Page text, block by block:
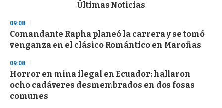
d
s
o
f
3
s
c
o
Últimas Noticias
09:08
Comandante Rapha planeó la carrera y se tomó
venganza en el clásico Romántico en Maroñas
09:08
Horror en mina ilegal en Ecuador: hallaron
ocho cadáveres desmembrados en dos fosas
comunes